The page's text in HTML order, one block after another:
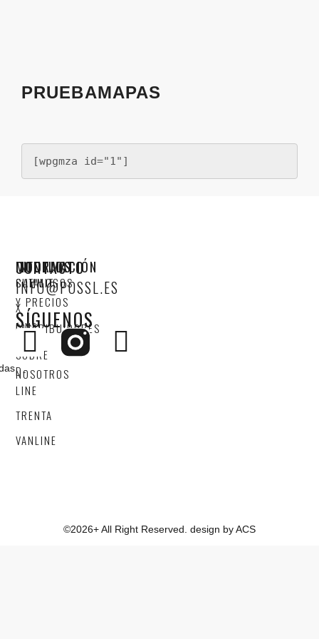
PRUEBAMAPAS
[wpgmza id="1"]
MODELOS
SUMMIT
X
LINE
D-
LINE
TRENTA
VANLINE
INFORMACIÓN
CATALOGOS
Y PRECIOS
DISTRIBUIDORES
SOBRE
NOSOTROS
CONTACTO
INFO@POSSL.ES
SÍGUENOS
©2026+ All Right Reserved. design by ACS